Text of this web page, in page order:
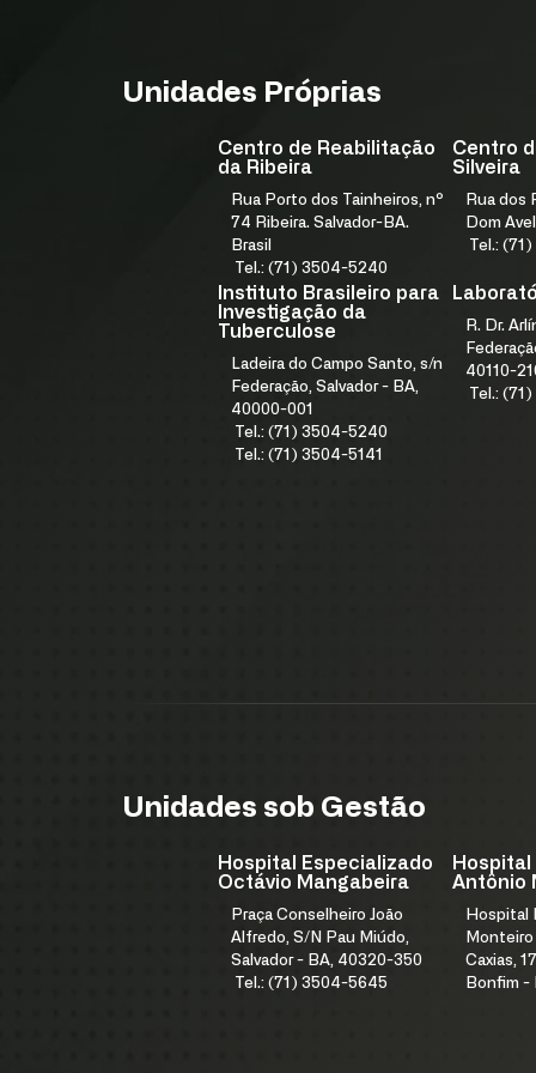
Unidades Próprias
Centro de Reabilitação
da Ribeira
Rua Porto dos Tainheiros, nº
74 Ribeira. Salvador-BA.
Brasil
Tel.: (71) 3504-5240
Centro
Silveira
Rua dos
Dom
Tel.:
Instituto Brasileiro para
Investigação da
Tuberculose
Ladeira do Campo Santo, s/n
Federação, Salvador - BA,
40000-001
Tel.: (71) 3504-5240
Tel.: (71) 3504-5141
R. Dr.
40110-
Tel.:
Unidades sob Gestão
Hospital Especializado
Octávio Mangabeira
Praça Conselheiro João
Alfredo, S/N Pau Miúdo,
Salvador - BA, 40320-350
Tel.: (71) 3504-5645
Hospital
Antônio
Hospital
Caxias,
Bonfim -